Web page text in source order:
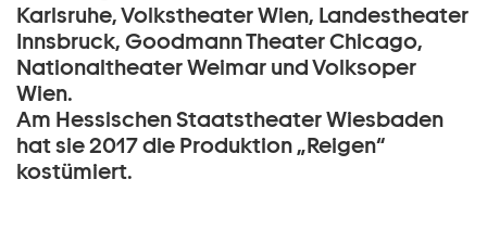
Karlsruhe, Volkstheater Wien, Landestheater
Innsbruck, Goodmann Theater Chicago,
Nationaltheater Weimar und Volksoper
Wien.
Am Hessischen Staatstheater Wiesbaden
hat sie 2017 die Produktion „Reigen“
kostümiert.